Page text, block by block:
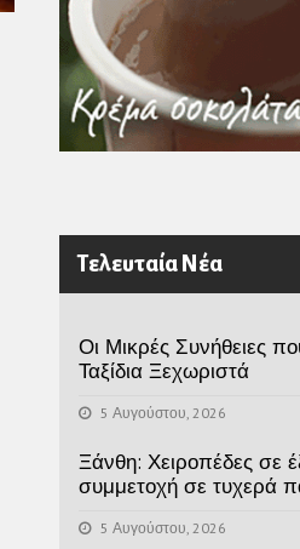
Τελευταία Νέα
Οι Μικρές Συνήθειες
Ταξίδια Ξεχωριστά
5 Αυγούστου, 2026
Ξάνθη: Χειροπέδες σε
συμμετοχή σε τυχερά
5 Αυγούστου, 2026